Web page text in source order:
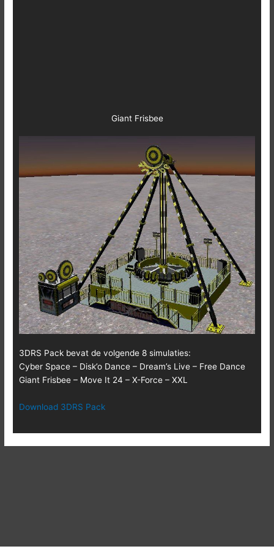
Giant Frisbee
3DRS Pack bevat de volgende 8 simulaties:
Cyber Space – Disk’o Dance – Dream’s Live – Free Dance
Giant Frisbee – Move It 24 – X-Force – XXL
Download 3DRS Pack